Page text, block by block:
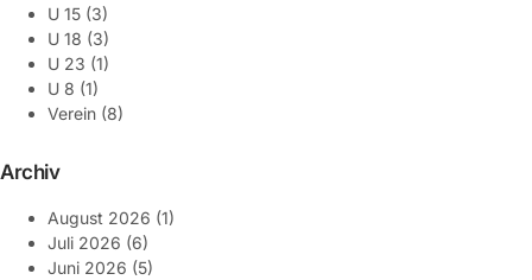
U 15 (3)
U 18 (3)
U 23 (1)
U 8 (1)
Verein (8)
Archiv
August 2026 (1)
Juli 2026 (6)
Juni 2026 (5)